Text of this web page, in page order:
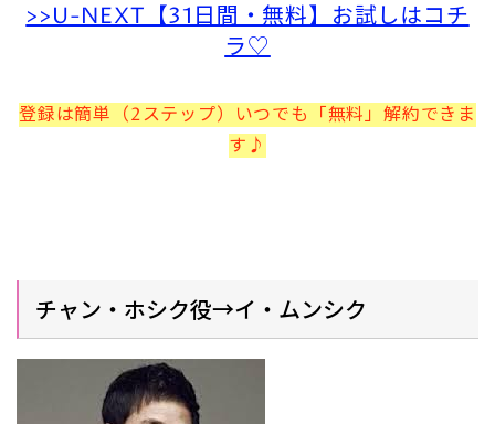
>>U-NEXT【31日間・無料】お試しはコチ
ラ♡
登録は簡単（2ステップ）いつでも「無料」解約できま
す♪
チャン・ホシク役→イ・ムンシク